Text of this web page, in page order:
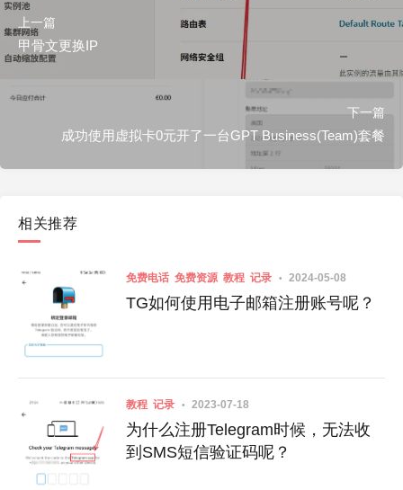
上一篇
甲骨文更换IP
下一篇
成功使用虚拟卡0元开了一台GPT Business(Team)套餐
相关推荐
免费电话 免费资源 教程 记录 2024-05-08
TG如何使用电子邮箱注册账号呢？
教程 记录 2023-07-18
为什么注册Telegram时候，无法收
到SMS短信验证码呢？